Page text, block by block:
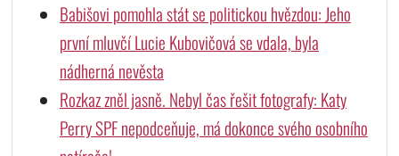
Babišovi pomohla stát se politickou hvězdou: Jeho
první mluvčí Lucie Kubovičová se vdala, byla
nádherná nevěsta
Rozkaz zněl jasně. Nebyl čas řešit fotografy: Katy
Perry SPF nepodceňuje, má dokonce svého osobního